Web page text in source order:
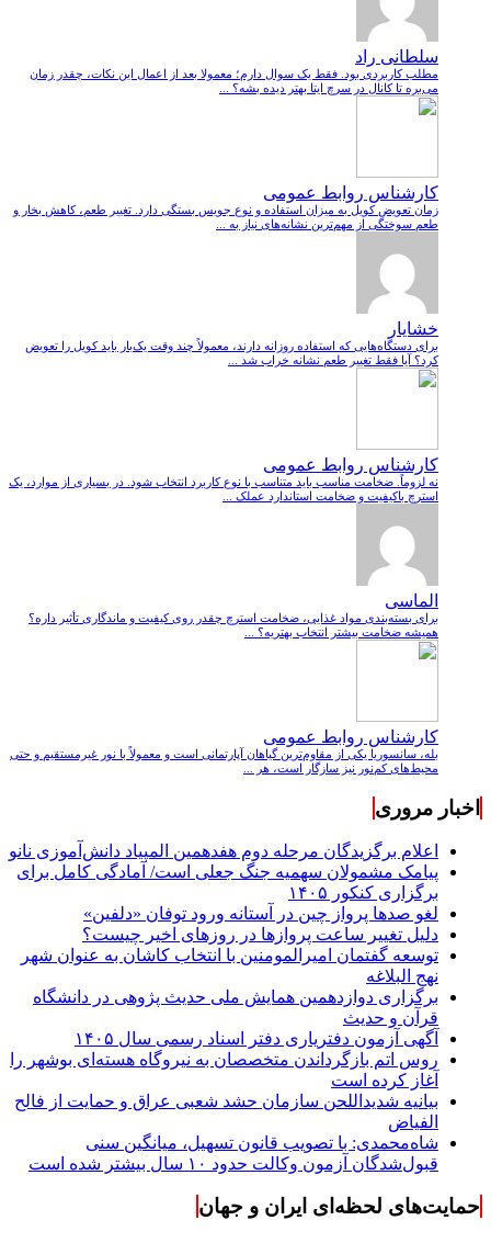
سلطانی راد
مطلب کاربردی بود. فقط یک سوال دارم؛ معمولا بعد از اعمال این نکات، چقدر زمان
می‌بره تا کانال در سرچ ایتا بهتر دیده بشه؟ ...
کارشناس روابط عمومی
زمان تعویض کویل به میزان استفاده و نوع جویس بستگی دارد. تغییر طعم، کاهش بخار و
طعم سوختگی از مهم‌ترین نشانه‌های نیاز به ...
خشایار
برای دستگاه‌هایی که استفاده روزانه دارند، معمولاً چند وقت یک‌بار باید کویل را تعویض
کرد؟ آیا فقط تغییر طعم نشانه خراب شد ...
کارشناس روابط عمومی
نه لزوماً. ضخامت مناسب باید متناسب با نوع کاربرد انتخاب شود. در بسیاری از موارد، یک
استرچ باکیفیت و ضخامت استاندارد عملک ...
الماسی
برای بسته‌بندی مواد غذایی، ضخامت استرچ چقدر روی کیفیت و ماندگاری تأثیر داره؟
همیشه ضخامت بیشتر انتخاب بهتریه؟ ...
کارشناس روابط عمومی
بله، سانسوریا یکی از مقاوم‌ترین گیاهان آپارتمانی است و معمولاً با نور غیرمستقیم و حتی
محیط‌های کم‌نور نیز سازگار است، هر ...
اخبار مروری
اعلام برگزیدگان مرحله دوم هفدهمین المپیاد دانش‌آموزی نانو
پیامک مشمولان سهمیه جنگ جعلی است/ آمادگی کامل برای
برگزاری کنکور ۱۴۰۵
لغو صدها پرواز چین در آستانه ورود توفان «دلفین»
دلیل تغییر ساعت پروازها در روزهای اخیر چیست؟
توسعه گفتمان امیرالمومنین با انتخاب کاشان به عنوان شهر
نهج البلاغه
برگزاری دوازدهمین همایش ملی حدیث پژوهی در دانشگاه
قرآن و حدیث
آگهی آزمون دفتریاری دفتر اسناد رسمی سال ۱۴۰۵
روس اتم بازگرداندن متخصصان به نیروگاه هسته‌ای بوشهر را
آغاز کرده است
بیانیه شدیداللحن سازمان حشد شعبی عراق و حمایت از فالح
الفیاض
شاه‌محمدی: با تصویب قانون تسهیل، میانگین سنی
قبول‌شدگان آزمون وکالت حدود ۱۰ سال بیشتر شده است
حمایت‌های لحظه‌ای ایران و جهان